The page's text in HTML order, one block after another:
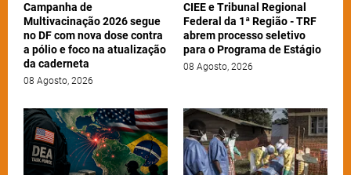
Campanha de
Multivacinação 2026 segue
no DF com nova dose contra
a pólio e foco na atualização
da caderneta
08 Agosto, 2026
CIEE e Tribunal Regional
Federal da 1ª Região - TRF
abrem processo seletivo
para o Programa de Estágio
08 Agosto, 2026